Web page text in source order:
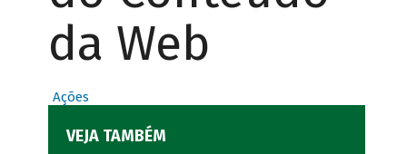
da Web
Ações
VEJA TAMBÉM